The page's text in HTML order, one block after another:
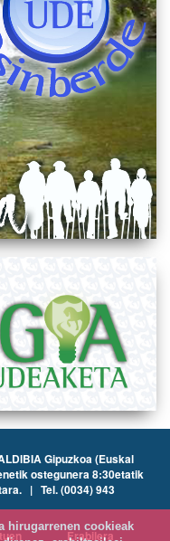
Gipuzkoa (Euskal
ostegunera 8:30etatik
| Tel. (0034) 943
Erabilera
hirugarrenen cookieak